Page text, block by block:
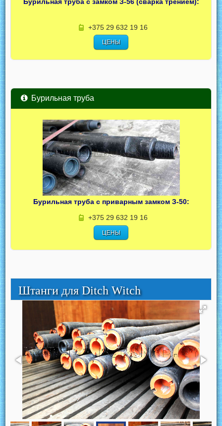
+375 29 632 19 16
ЦЕНЫ
Бурильная труба
Бурильная труба с приварным замком З-50:
+375 29 632 19 16
ЦЕНЫ
Штанги для Ditch Witch